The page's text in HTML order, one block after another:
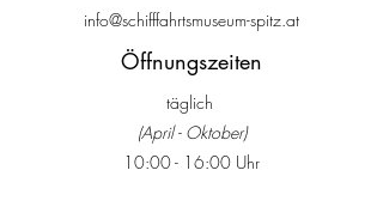
info@schifffahrtsmuseum-spitz.at
Öffnungszeiten
täglich
(April - Oktober)
10:00 - 16:00 Uhr